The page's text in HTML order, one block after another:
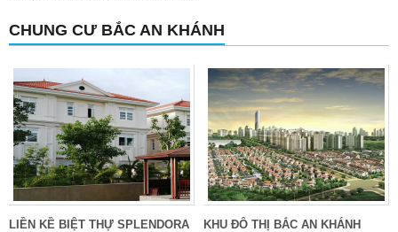
CHUNG CƯ BẮC AN KHÁNH
LIỀN KỀ BIỆT THỰ SPLENDORA
KHU ĐÔ THỊ BẮC AN KHÁNH